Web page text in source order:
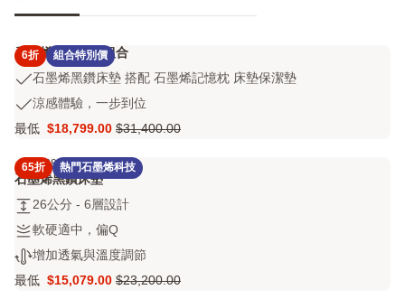
6折 組合特別價
石墨烯黑鑽床墊組合
石
烯
黑
床
墊
搭
配
石
墨
烯
石墨烯黑鑽床墊 搭配 石墨烯記憶枕 床墊保潔墊
涼
感
驗，
一
到
位
涼感體驗，一步到位
最低
Price
$18,799.00
$18,799.00
原
價
$31,400.00
$31,400.00
65折 熱門石墨烯科技
4.3
out
of
5
686
評
4.3686 評論
石墨烯黑鑽床墊
26
公
分
-
6
26公分 - 6層設計
軟
硬
適
中，
軟硬適中，偏Q
增
加
增加透氣與溫度調節
最低
Price
$15,079.00
原
$23,200.00